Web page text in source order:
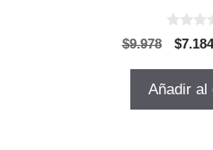
$9.978
El
original
$7.184
Añadir al